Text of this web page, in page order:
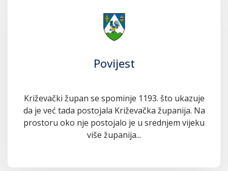
Povijest
Križevački župan se spominje 1193. što ukazuje
da je već tada postojala Križevačka županija. Na
prostoru oko nje postojalo je u srednjem vijeku
više županija...